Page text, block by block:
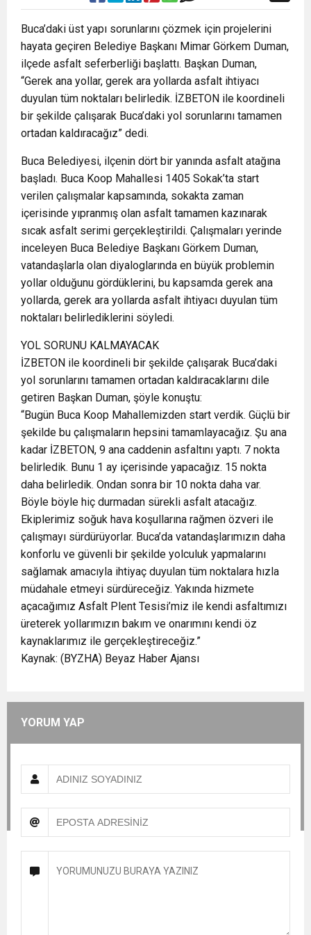
Buca’daki üst yapı sorunlarını çözmek için projelerini
hayata geçiren Belediye Başkanı Mimar Görkem Duman,
ilçede asfalt seferberliği başlattı. Başkan Duman,
“Gerek ana yollar, gerek ara yollarda asfalt ihtiyacı
duyulan tüm noktaları belirledik. İZBETON ile koordineli
bir şekilde çalışarak Buca’daki yol sorunlarını tamamen
ortadan kaldıracağız” dedi.
Buca Belediyesi, ilçenin dört bir yanında asfalt atağına
başladı. Buca Koop Mahallesi 1405 Sokak’ta start
verilen çalışmalar kapsamında, sokakta zaman
içerisinde yıpranmış olan asfalt tamamen kazınarak
sıcak asfalt serimi gerçekleştirildi. Çalışmaları yerinde
inceleyen Buca Belediye Başkanı Görkem Duman,
vatandaşlarla olan diyaloglarında en büyük problemin
yollar olduğunu gördüklerini, bu kapsamda gerek ana
yollarda, gerek ara yollarda asfalt ihtiyacı duyulan tüm
noktaları belirlediklerini söyledi.
YOL SORUNU KALMAYACAK
İZBETON ile koordineli bir şekilde çalışarak Buca’daki
yol sorunlarını tamamen ortadan kaldıracaklarını dile
getiren Başkan Duman, şöyle konuştu:
“Bugün Buca Koop Mahallemizden start verdik. Güçlü bir
şekilde bu çalışmaların hepsini tamamlayacağız. Şu ana
kadar İZBETON, 9 ana caddenin asfaltını yaptı. 7 nokta
belirledik. Bunu 1 ay içerisinde yapacağız. 15 nokta
daha belirledik. Ondan sonra bir 10 nokta daha var.
Böyle böyle hiç durmadan sürekli asfalt atacağız.
Ekiplerimiz soğuk hava koşullarına rağmen özveri ile
çalışmayı sürdürüyorlar. Buca’da vatandaşlarımızın daha
konforlu ve güvenli bir şekilde yolculuk yapmalarını
sağlamak amacıyla ihtiyaç duyulan tüm noktalara hızla
müdahale etmeyi sürdüreceğiz. Yakında hizmete
açacağımız Asfalt Plent Tesisi’miz ile kendi asfaltımızı
üreterek yollarımızın bakım ve onarımını kendi öz
kaynaklarımız ile gerçekleştireceğiz.”
Kaynak: (BYZHA) Beyaz Haber Ajansı
YORUM YAP